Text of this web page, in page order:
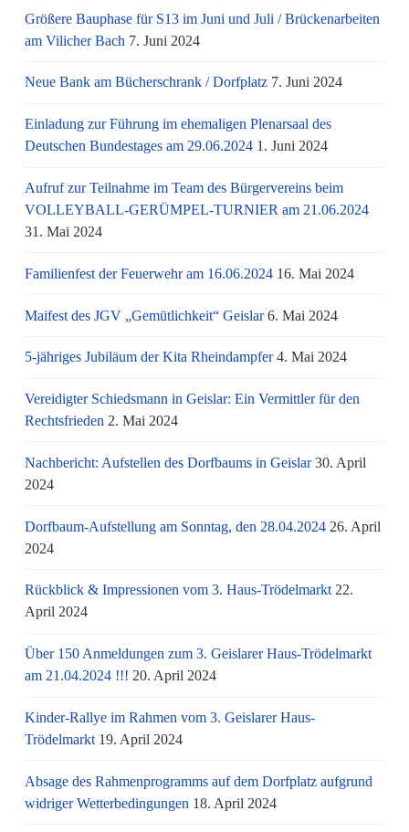
Größere Bauphase für S13 im Juni und Juli / Brü­cken­ar­bei­ten
am Vi­li­cher Bach 7. Juni 2024
Neue Bank am Bücherschrank / Dorfplatz 7. Juni 2024
Einladung zur Führung im ehemaligen Plenarsaal des
Deutschen Bundestages am 29.06.2024 1. Juni 2024
Aufruf zur Teilnahme im Team des Bürgervereins beim
VOLLEYBALL-GERÜMPEL-TURNIER am 21.06.2024
31. Mai 2024
Familienfest der Feuerwehr am 16.06.2024 16. Mai 2024
Maifest des JGV „Gemütlichkeit“ Geislar 6. Mai 2024
5-jähriges Jubiläum der Kita Rheindampfer 4. Mai 2024
Vereidigter Schiedsmann in Geislar: Ein Vermittler für den
Rechtsfrieden 2. Mai 2024
Nachbericht: Aufstellen des Dorfbaums in Geislar 30. April
2024
Dorfbaum-Aufstellung am Sonntag, den 28.04.2024 26. April
2024
Rückblick & Impressionen vom 3. Haus-Trödelmarkt 22.
April 2024
Über 150 Anmeldungen zum 3. Geislarer Haus-Trödelmarkt
am 21.04.2024 !!! 20. April 2024
Kinder-Rallye im Rahmen vom 3. Geislarer Haus-
Trödelmarkt 19. April 2024
Absage des Rahmenprogramms auf dem Dorfplatz aufgrund
widriger Wetterbedingungen 18. April 2024